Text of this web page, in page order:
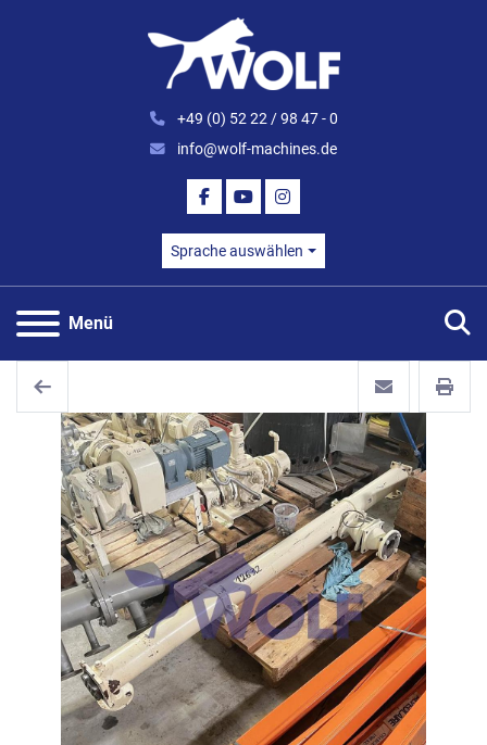
+49 (0) 52 22 / 98 47 - 0
info@wolf-machines.de
FACEBOOK
YOUTUBEINSTAGRAM
Sprache auswählen
Menü